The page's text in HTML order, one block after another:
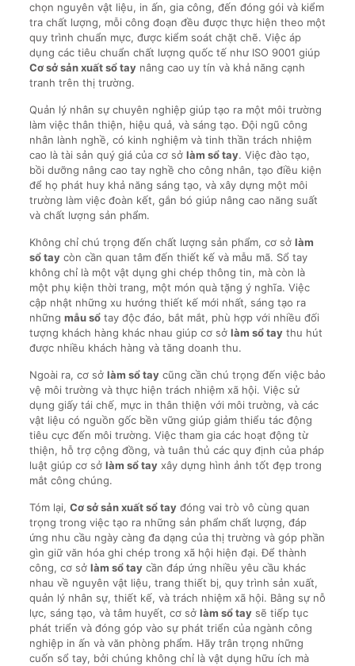
chọn nguyên vật liệu, in ấn, gia công, đến đóng gói và kiểm
tra chất lượng, mỗi công đoạn đều được thực hiện theo một
quy trình chuẩn mực, được kiểm soát chặt chẽ. Việc áp
dụng các tiêu chuẩn chất lượng quốc tế như ISO 9001 giúp
Cơ sở sản xuất sổ taynâng cao uy tín và khả năng cạnh
tranh trên thị trường.
Quản lý nhân sự chuyên nghiệp giúp tạo ra một môi trường
làm việc thân thiện, hiệu quả, và sáng tạo. Đội ngũ công
nhân lành nghề, có kinh nghiệm và tinh thần trách nhiệm
cao là tài sản quý giá của cơ sở làm sổ tay. Việc đào tạo,
bồi dưỡng nâng cao tay nghề cho công nhân, tạo điều kiện
để họ phát huy khả năng sáng tạo, và xây dựng một môi
trường làm việc đoàn kết, gắn bó giúp nâng cao năng suất
và chất lượng sản phẩm.
Không chỉ chú trọng đến chất lượng sản phẩm, cơ sở làm
sổ taycòn cần quan tâm đến thiết kế và mẫu mã. Sổ tay
không chỉ là một vật dụng ghi chép thông tin, mà còn là
một phụ kiện thời trang, một món quà tặng ý nghĩa. Việc
cập nhật những xu hướng thiết kế mới nhất, sáng tạo ra
những mẫu sổtay độc đáo, bắt mắt, phù hợp với nhiều đối
tượng khách hàng khác nhau giúp cơ sở làm sổ taythu hút
được nhiều khách hàng và tăng doanh thu.
Ngoài ra, cơ sở làm sổ taycũng cần chú trọng đến việc bảo
vệ môi trường và thực hiện trách nhiệm xã hội. Việc sử
dụng giấy tái chế, mực in thân thiện với môi trường, và các
vật liệu có nguồn gốc bền vững giúp giảm thiểu tác động
tiêu cực đến môi trường. Việc tham gia các hoạt động từ
thiện, hỗ trợ cộng đồng, và tuân thủ các quy định của pháp
luật giúp cơ sở làm sổ tayxây dựng hình ảnh tốt đẹp trong
mắt công chúng.
Tóm lại, Cơ sở sản xuất sổ tayđóng vai trò vô cùng quan
trọng trong việc tạo ra những sản phẩm chất lượng, đáp
ứng nhu cầu ngày càng đa dạng của thị trường và góp phần
gìn giữ văn hóa ghi chép trong xã hội hiện đại. Để thành
công, cơ sở làm sổ taycần đáp ứng nhiều yêu cầu khác
nhau về nguyên vật liệu, trang thiết bị, quy trình sản xuất,
quản lý nhân sự, thiết kế, và trách nhiệm xã hội. Bằng sự nỗ
lực, sáng tạo, và tâm huyết, cơ sở làm sổ taysẽ tiếp tục
phát triển và đóng góp vào sự phát triển của ngành công
nghiệp in ấn và văn phòng phẩm. Hãy trân trọng những
cuốn sổ tay, bởi chúng không chỉ là vật dụng hữu ích mà